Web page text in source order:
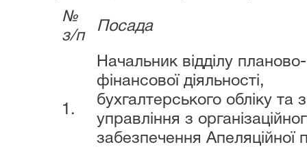
№
з/п
Посада
1.
Начальник відділу планово-
фінансової діяльності,
бухгалтерського обліку та
управління з
забезпечення Апеляційної